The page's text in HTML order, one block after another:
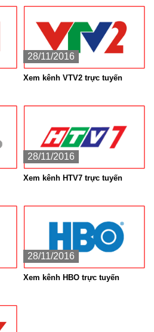
28/11/2016
Xem kênh VTV2 trực tuyến
28/11/2016
Xem kênh HTV7 trực tuyến
28/11/2016
Xem kênh HBO trực tuyến